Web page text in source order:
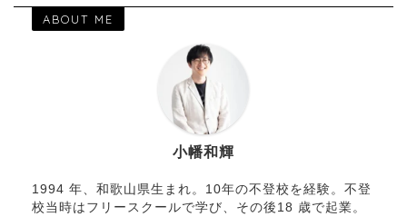
ABOUT ME
小幡和輝
1994 年、和歌山県生まれ。10年の不登校を経験。不登
校当時はフリースクールで学び、その後18 歳で起業。